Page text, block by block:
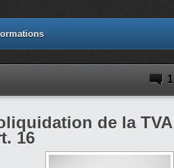
1
de la TVA
16